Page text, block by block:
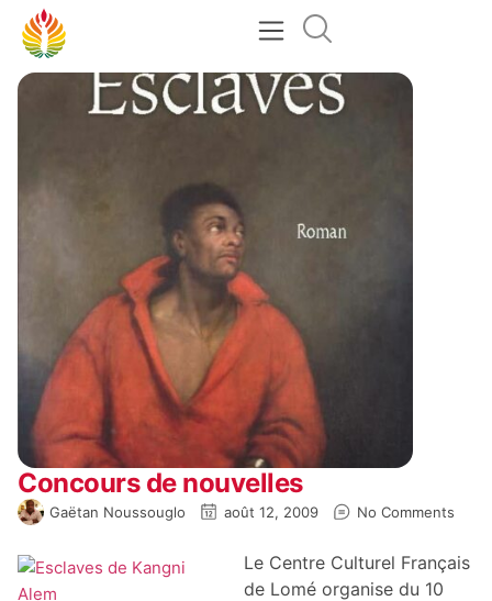
Concours de nouvelles
Gaëtan Noussouglo août 12, 2009 No Comments
Le Centre Culturel Français
de Lomé organise du 10